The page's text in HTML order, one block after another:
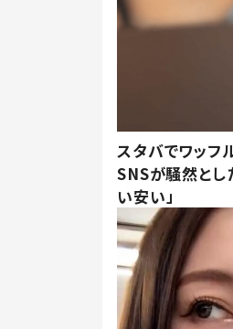
スタバでワッフ
SNSが騒然とし
い安い」